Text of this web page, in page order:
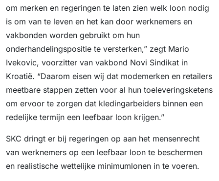
om merken en regeringen te laten zien welk loon nodig
is om van te leven en het kan door werknemers en
vakbonden worden gebruikt om hun
onderhandelingspositie te versterken,” zegt Mario
Ivekovic, voorzitter van vakbond Novi Sindikat in
Kroatië. “Daarom eisen wij dat modemerken en retailers
meetbare stappen zetten voor al hun toeleveringsketens
om ervoor te zorgen dat kledingarbeiders binnen een
redelijke termijn een leefbaar loon krijgen.”
SKC dringt er bij regeringen op aan het mensenrecht
van werknemers op een leefbaar loon te beschermen
en realistische wettelijke minimumlonen in te voeren.